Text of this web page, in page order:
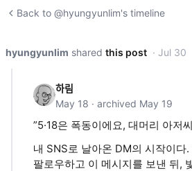
Back to @hyungyunlim's timeline
hyungyunlim shared this post · Jul 30
하림
May 18 · archived May 19
”5·18은 폭동이에요, 대머리 아저
내 SNS로 날아온 DM의 시작이다.
팔로우하고 이 메시지를 보낸 뒤,